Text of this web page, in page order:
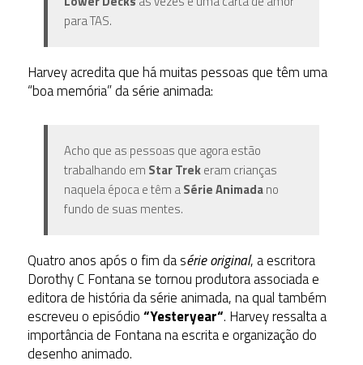
para TAS.
Harvey acredita que há muitas pessoas que têm uma
“boa memória” da série animada:
Acho que as pessoas que agora estão
trabalhando em Star Trekeram crianças
naquela época e têm aSérie Animadano
fundo de suas mentes.
Quatro anos após o fim da série original, a escritora
Dorothy C Fontana se tornou produtora associada e
editora de história da série animada, na qual também
escreveu o episódio“Yesteryear“. Harvey ressalta a
importância de Fontana na escrita e organização do
desenho animado.